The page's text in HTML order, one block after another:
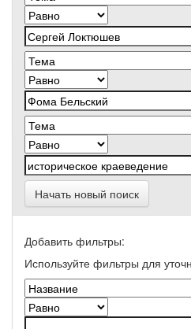
Начать новый поиск
Добавить фильтры:
Используйте фильтры для